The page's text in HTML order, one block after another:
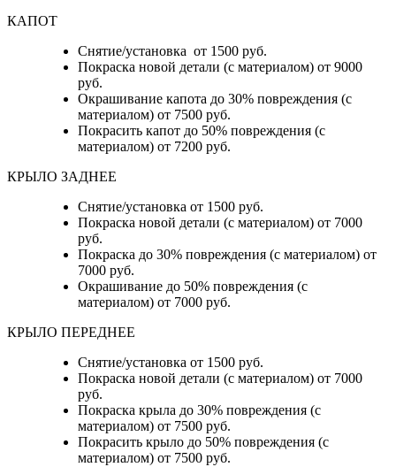
КАПОТ
Снятие/установка от 1500 руб.
Покраска новой детали (с материалом) от 9000
руб.
Окрашивание капота до 30% повреждения (с
материалом) от 7500 руб.
Покрасить капот до 50% повреждения (с
материалом) от 7200 руб.
КРЫЛО ЗАДНЕЕ
Снятие/установка от 1500 руб.
Покраска новой детали (с материалом) от 7000
руб.
Покраска до 30% повреждения (с материалом) от
7000 руб.
Окрашивание до 50% повреждения (с
материалом) от 7000 руб.
КРЫЛО ПЕРЕДНЕЕ
Снятие/установка от 1500 руб.
Покраска новой детали (с материалом) от 7000
руб.
Покраска крыла до 30% повреждения (с
материалом) от 7500 руб.
Покрасить крыло до 50% повреждения (с
материалом) от 7500 руб.